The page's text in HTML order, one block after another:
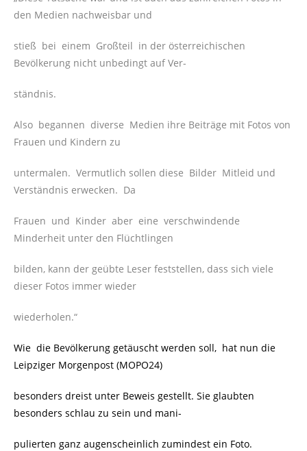
den Medien nachweisbar und
stieß bei einem Großteil in der österreichischen
Bevölkerung nicht unbedingt auf Ver-
ständnis.
Also begannen diverse Medien ihre Beiträge mit Fotos von
Frauen und Kindern zu
untermalen. Vermutlich sollen diese Bilder Mitleid und
Verständnis erwecken. Da
Frauen und Kinder aber eine verschwindende
Minderheit unter den Flüchtlingen
bilden, kann der geübte Leser feststellen, dass sich viele
dieser Fotos immer wieder
wiederholen.“
Wie die Bevölkerung getäuscht werden soll, hat nun die
Leipziger Morgenpost (MOPO24)
besonders dreist unter Beweis gestellt. Sie glaubten
besonders schlau zu sein und mani-
pulierten ganz augenscheinlich zumindest ein Foto.